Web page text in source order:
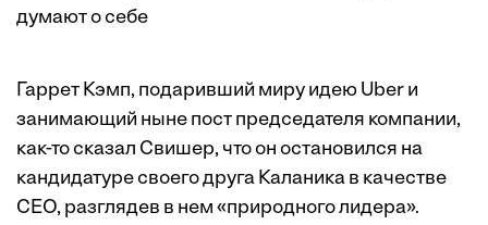
думают о себе
Гаррет Кэмп, подаривший миру идею Uber и
занимающий ныне пост председателя компании,
как-то сказал Свишер, что он остановился на
кандидатуре своего друга Каланика в качестве
CEO, разглядев в нем «природного лидера».